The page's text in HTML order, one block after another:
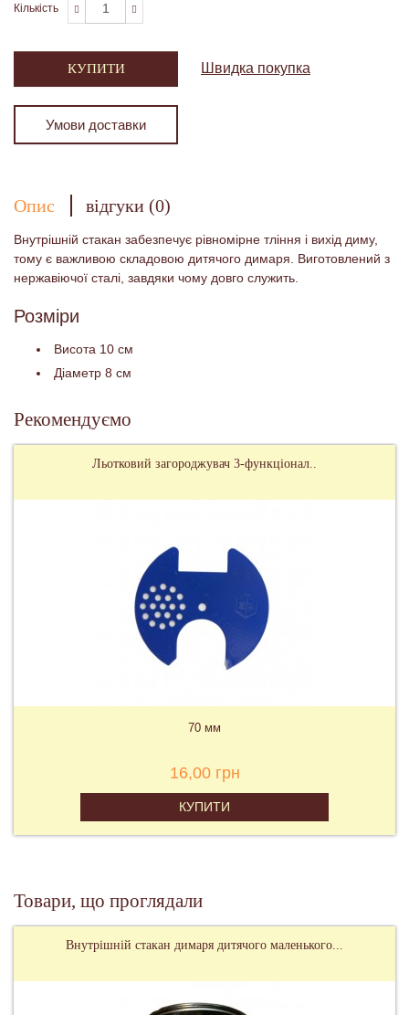
Кількість
КУПИТИ Швидка покупка
Умови доставки
Опис відгуки (0)
Внутрішній стакан забезпечує рівномірне тління і вихід диму,
тому є важливою складовою дитячого димаря. Виготовлений з
нержавіючої сталі, завдяки чому довго служить.
Розміри
Висота 10 см
Діаметр 8 см
Рекомендуємо
Льотковий загороджувач 3-функціонал..
70 мм
16,00 грн
КУПИТИ
Товари, що проглядали
Внутрішній стакан димаря дитячого маленького...